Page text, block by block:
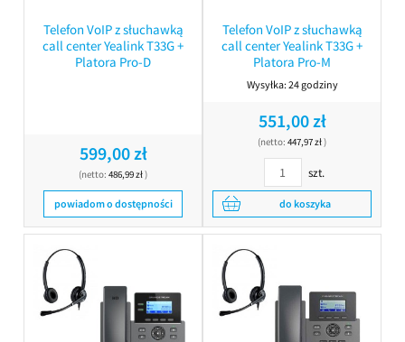
Telefon VoIP z słuchawką
call center Yealink T33G +
Platora Pro-D
599,00 zł
(netto: 486,99 zł)
powiadom o dostępności
Telefon VoIP z słuchawką
call center Yealink T33G +
Platora Pro-M
Wysyłka:24 godziny
551,00 zł
(netto: 447,97 zł)
szt.
do koszyka